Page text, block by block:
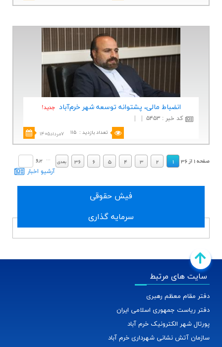
۷مرداد۱۴۰۵ تعداد بازدید : ۱۱۵
انضباط مالی، پشتوانه توسعه شهر خرم‌آباد جديد!
کد خبر : ۵۴۵۳
صفحه 1 از 36
1
2
3
4
5
6
... 36 بعدي برو
آرشيو اخبار
فیش حقوقی
سرمایه گذاری
سایت های مرتبط
دفتر مقام معظم رهبری
دفتر ریاست جمهوری اسلامی ایران
پورتال شهر الکترونیک خرم آباد
سازمان آتش نشانی شهرداری خرم آباد